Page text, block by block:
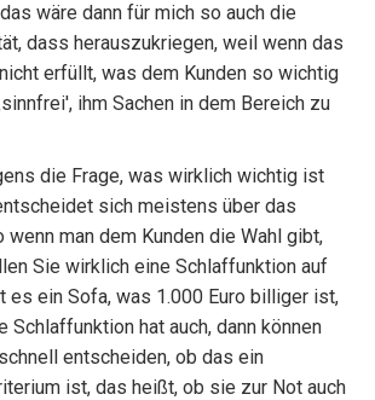
wäre dann für mich so auch die
dass herauszukriegen, weil wenn das
erfüllt, was dem Kunden so wichtig
ihm Sachen in dem Bereich zu
die Frage, was wirklich wichtig ist
sich meistens über das
wenn man dem Kunden die Wahl gibt,
Sie wirklich eine Schlaffunktion auf
es ein Sofa, was 1.000 Euro billiger ist,
Schlaffunktion hat auch, dann können
entscheiden, ob das ein
ist, das heißt, ob sie zur Not auch